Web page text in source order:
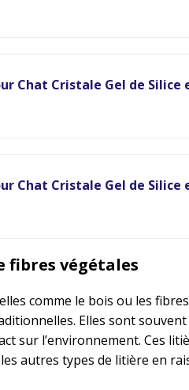
fibres végétales
comme le bois ou les
Elles sont
sur l’environnement. Ces
autres types de litière en